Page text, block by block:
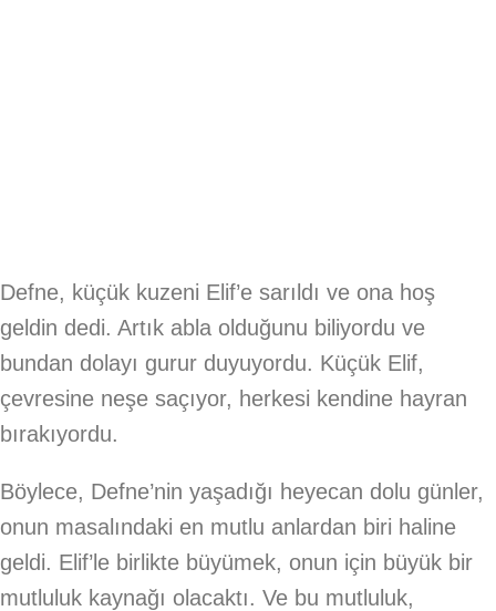
Defne, küçük kuzeni Elif’e sarıldı ve ona hoş
geldin dedi. Artık abla olduğunu biliyordu ve
bundan dolayı gurur duyuyordu. Küçük Elif,
çevresine neşe saçıyor, herkesi kendine hayran
bırakıyordu.
Böylece, Defne’nin yaşadığı heyecan dolu günler,
onun masalındaki en mutlu anlardan biri haline
geldi. Elif’le birlikte büyümek, onun için büyük bir
mutluluk kaynağı olacaktı. Ve bu mutluluk,